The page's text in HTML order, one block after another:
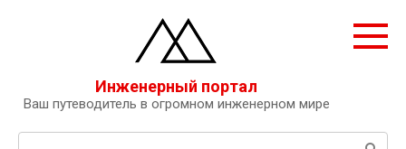
Инженерный портал
Ваш путеводитель в огромном инженерном мире
Поиск: